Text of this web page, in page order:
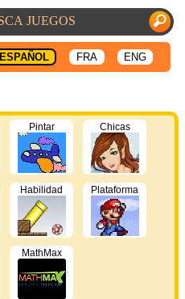
ESPAÑOL FRA ENG
Pintar Chicas
Habilidad Plataforma
MathMax